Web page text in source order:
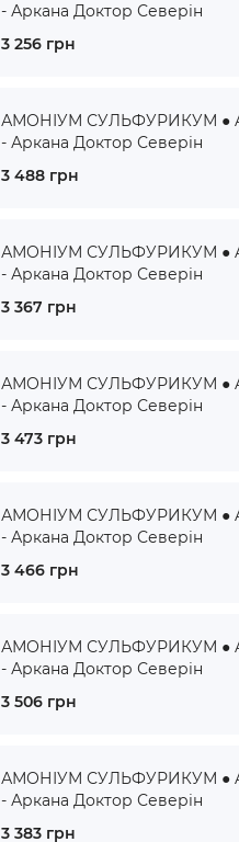
- Аркана Доктор Северін
3 256 грн
АМОНІУМ СУЛЬФУРИКУМ ●
- Аркана Доктор Северін
3 488 грн
АМОНІУМ СУЛЬФУРИКУМ ●
- Аркана Доктор Северін
3 367 грн
АМОНІУМ СУЛЬФУРИКУМ ●
- Аркана Доктор Северін
3 473 грн
АМОНІУМ СУЛЬФУРИКУМ ●
- Аркана Доктор Северін
3 466 грн
АМОНІУМ СУЛЬФУРИКУМ ●
- Аркана Доктор Северін
3 506 грн
АМОНІУМ СУЛЬФУРИКУМ ●
- Аркана Доктор Северін
3 383 грн